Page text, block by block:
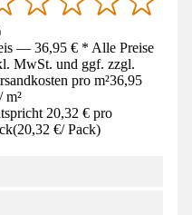
— 36,95 € * Alle Preise
MwSt. und ggf. zzgl.
pro m²36,95
/ m²
20,32 € pro
(20,32 €/ Pack)